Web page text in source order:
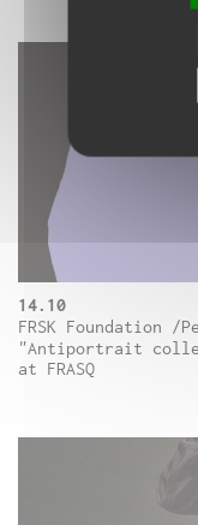
14.10
FRSK Foundation /
"Antiportrait
at FRASQ